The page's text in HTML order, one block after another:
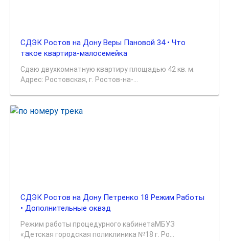
СДЭК Ростов на Дону Веры Пановой 34 • Что
такое квартира-малосемейка
Сдаю двухкомнатную квартиру площадью 42 кв. м.
Адрес: Ростовская, г. Ростов-на-...
СДЭК Ростов на Дону Петренко 18 Режим Работы
• Дополнительные оквэд
Режим работы процедурного кабинетаМБУЗ
«Детская городская поликлиника №18 г. Ро...